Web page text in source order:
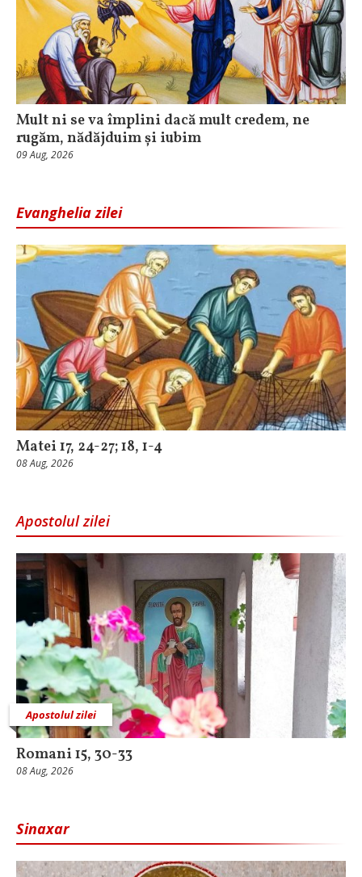
Mult ni se va împlini dacă mult credem, ne
rugăm, nădăjduim și iubim
09 Aug, 2026
Evanghelia zilei
Matei 17, 24-27; 18, 1-4
08 Aug, 2026
Apostolul zilei
Apostolul zilei
Romani 15, 30-33
08 Aug, 2026
Sinaxar